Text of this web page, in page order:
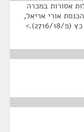
אסורות במכרה
2010, של חבר הכנסת אורי אריאל,
18).>